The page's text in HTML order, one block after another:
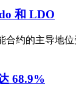
和 LDO
合约的主导地
68.9%